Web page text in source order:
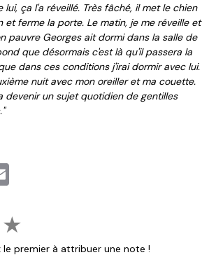
lui, ça l'a réveillé. Très fâché, il met le chien
et ferme la porte. Le matin, je me réveille et
pauvre Georges ait dormi dans la salle de
que désormais c'est là qu'il passera la
dans ces conditions j'irai dormir avec lui.
nuit avec mon oreiller et ma couette.
devenir un sujet quotidien de gentilles
★
le premier à attribuer une note !